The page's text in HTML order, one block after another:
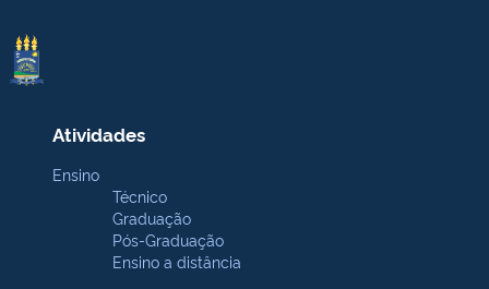
Atividades
Ensino
Técnico
Graduação
Pós-Graduação
Ensino a distância